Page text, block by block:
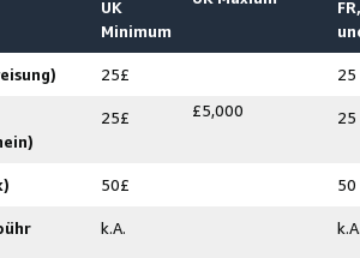
UK
Minimum
25£ 25
25£ £5,000 25
50£ 50
k.A.